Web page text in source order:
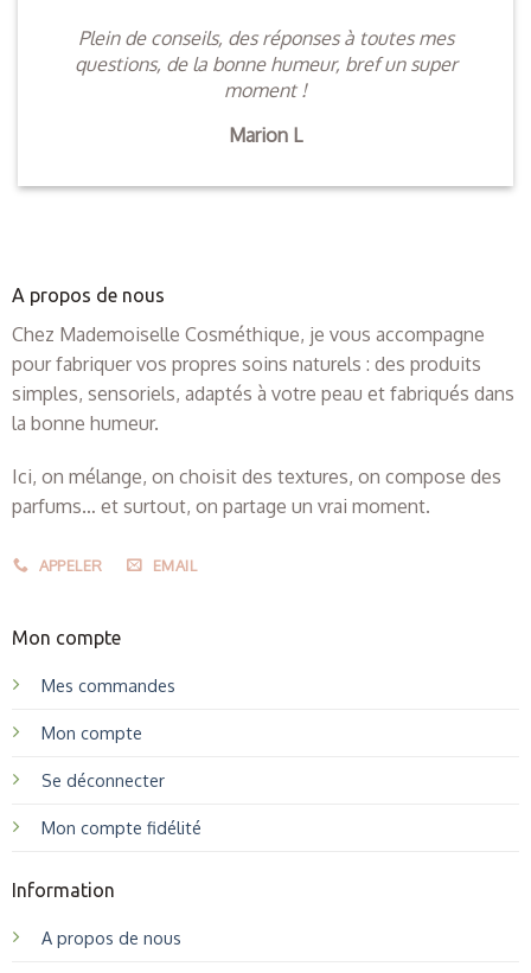
Plein de conseils, des réponses à toutes mes
questions, de la bonne humeur, bref un super
moment !
Marion L
A propos de nous
Chez Mademoiselle Cosméthique, je vous accompagne
pour fabriquer vos propres soins naturels : des produits
simples, sensoriels, adaptés à votre peau et fabriqués dans
la bonne humeur.
Ici, on mélange, on choisit des textures, on compose des
parfums… et surtout, on partage un vrai moment.
APPELER EMAIL
Mon compte
Mes commandes
Mon compte
Se déconnecter
Mon compte fidélité
Information
A propos de nous